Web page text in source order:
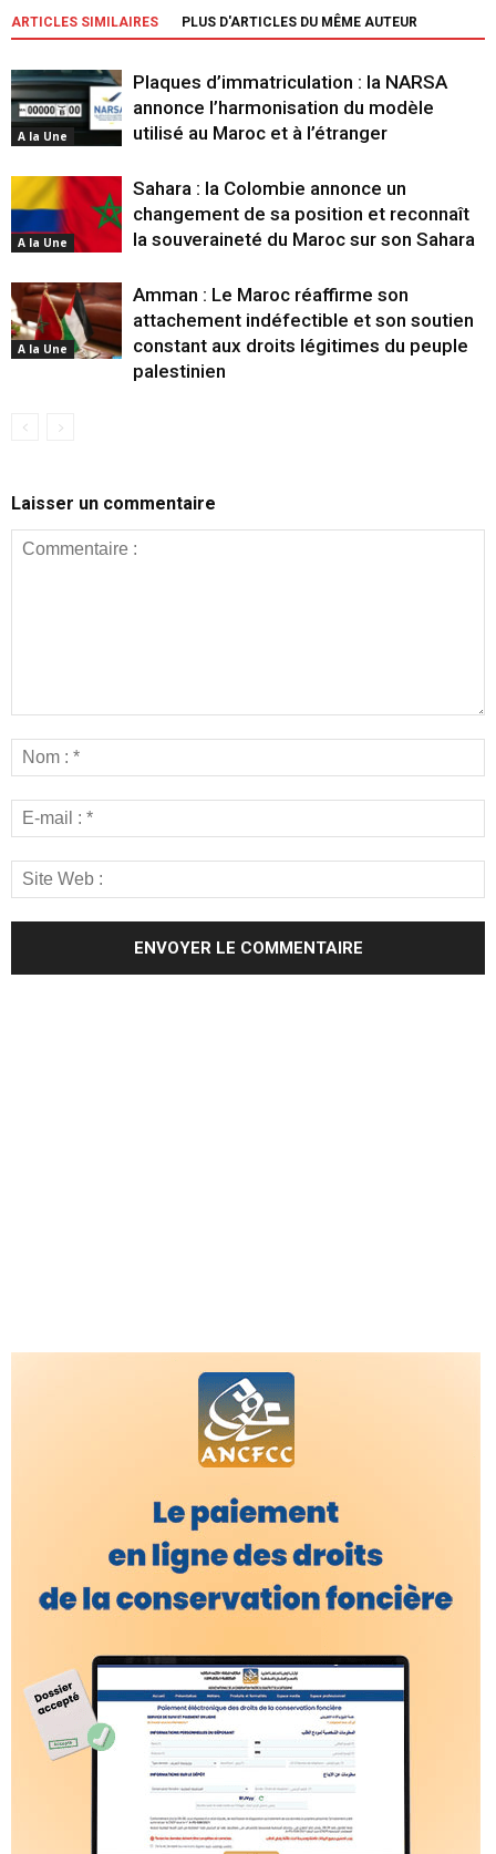
ARTICLES SIMILAIRES PLUS D'ARTICLES DU MÊME AUTEUR
A la Une
Plaques d’immatriculation : la NARSA
annonce l’harmonisation du modèle
utilisé au Maroc et à l’étranger
A la Une
Sahara : la Colombie annonce un
changement de sa position et reconnaît
la souveraineté du Maroc sur son Sahara
A la Une
Amman : Le Maroc réaffirme son
attachement indéfectible et son soutien
constant aux droits légitimes du peuple
palestinien
Laisser un commentaire